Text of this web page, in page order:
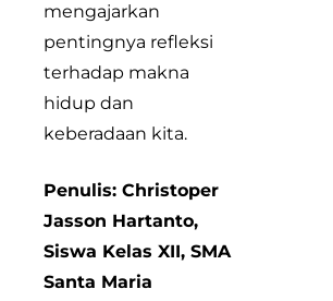
mengajarkan
pentingnya refleksi
terhadap makna
hidup dan
keberadaan kita.
Penulis: Christoper
Jasson Hartanto,
Siswa Kelas XII, SMA
Santa Maria